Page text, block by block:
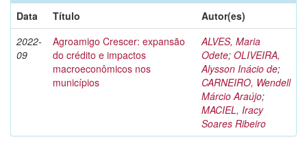
Data
Título
Autor(es)
2022-
09
Agroamigo Crescer: expansão
do crédito e impactos
macroeconômicos nos
municípios
ALVES, Maria
Odete; OLIVEIRA,
Alysson Inácio de;
CARNEIRO, Wendell
Márcio Araújo;
MACIEL, Iracy
Soares Ribeiro